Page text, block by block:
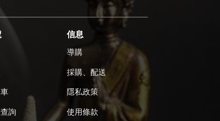
詢
信息
導購
採購、配送
隱私政策
使用條款